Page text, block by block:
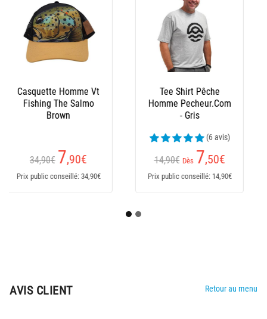
Bonnet Peche
Pecheur.Com
(6 avis)
€
Prix public conseillé: 9,90€
AVIS CLIENT Retour au menu